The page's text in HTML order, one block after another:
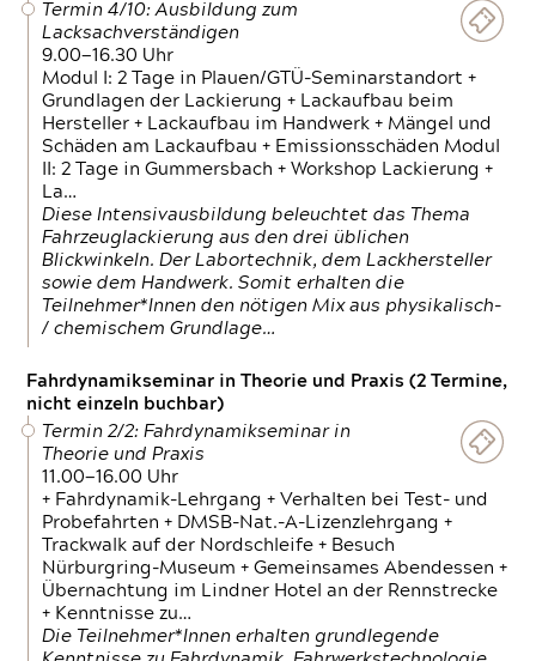
Termin 4/10: Ausbildung zum
Lacksachverständigen
9.00—16.30 Uhr
Modul I: 2 Tage in Plauen/GTÜ-Seminarstandort +
Grundlagen der Lackierung + Lackaufbau beim
Hersteller + Lackaufbau im Handwerk + Mängel und
Schäden am Lackaufbau + Emissionsschäden Modul
II: 2 Tage in Gummersbach + Workshop Lackierung +
La…
Diese Intensivausbildung beleuchtet das Thema
Fahrzeuglackierung aus den drei üblichen
Blickwinkeln. Der Labortechnik, dem Lackhersteller
sowie dem Handwerk. Somit erhalten die
Teilnehmer*Innen den nötigen Mix aus physikalisch-
/ chemischem Grundlage…
Fahrdynamikseminar in Theorie und Praxis (2 Termine,
nicht einzeln buchbar)
Termin 2/2: Fahrdynamikseminar in
Theorie und Praxis
11.00—16.00 Uhr
+ Fahrdynamik-Lehrgang + Verhalten bei Test- und
Probefahrten + DMSB-Nat.-A-Lizenzlehrgang +
Trackwalk auf der Nordschleife + Besuch
Nürburgring-Museum + Gemeinsames Abendessen +
Übernachtung im Lindner Hotel an der Rennstrecke
+ Kenntnisse zu…
Die Teilnehmer*Innen erhalten grundlegende